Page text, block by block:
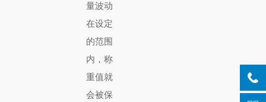
量波动
在设定
的范围
内，称
重值就
会被保